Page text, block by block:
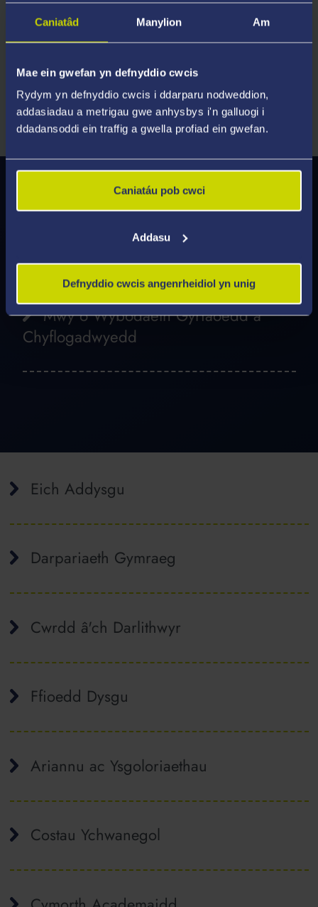
Caniatâd Manylion Am
Mae ein gwefan yn defnyddio cwcis
Rydym yn defnyddio cwcis i ddarparu nodweddion,
addasiadau a metrigau gwe anhysbys i'n galluogi i
ddadansoddi ein traffig a gwella profiad ein gwefan.
Caniatáu pob cwci
Addasu
Defnyddio cwcis angenrheidiol yn unig
Gofynion Mynediad
Bydd y Brifysgol yn ystyried ceisiadau gan fyfyrwyr
Archwiliwch Gofynion Mynediad
Gyrfaoedd a Chyflogadwyedd
proffesiynol sydd eisoes wedi dechrau ar eu gyrfa.
Mwy o Wybodaeth Gyrfaoedd a
Chyflogadwyedd
Eich Addysgu
Darpariaeth Gymraeg
Cwrdd â'ch Darlithwyr
Ffioedd Dysgu
Ariannu ac Ysgoloriaethau
Costau Ychwanegol